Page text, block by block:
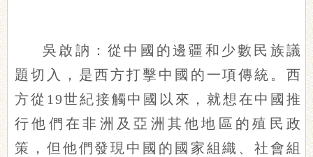
吳啟訥：從中國的邊疆和少數民族議
題切入，是西方打擊中國的一項傳統。西
方從19世紀接觸中國以來，就想在中國推
行他們在非洲及亞洲其他地區的殖民政
策，但他們發現中國的國家組織、社會組